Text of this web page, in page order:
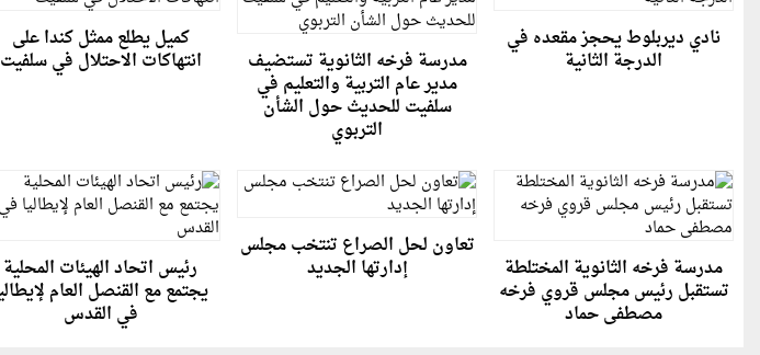
نادي ديربلوط يحجز مقعده في
الدرجة الثانية مدرسة فرخه الثانوية تستضيف
مدير عام التربية والتعليم في
سلفيت للحديث حول الشأن
التربوي
كميل يطلع ممثل كندا على
انتهاكات الاحتلال في سلفيت
مدرسة فرخه الثانوية المختلطة
تستقبل رئيس مجلس قروي فرخه
مصطفى حماد
تعاون لحل الصراع تنتخب مجلس
إدارتها الجديد رئيس اتحاد الهيئات المحلية
يجتمع مع القنصل العام
في القدس